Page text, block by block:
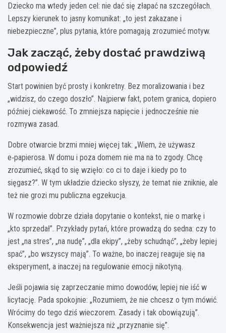
Dziecko ma wtedy jeden cel: nie dać się złapać na szczegółach.
Lepszy kierunek to jasny komunikat: „to jest zakazane i
niebezpieczne”, plus pytania, które pomagają zrozumieć motyw.
Jak zacząć, żeby dostać prawdziwą
odpowiedź
Start powinien być prosty i konkretny. Bez moralizowania i bez
„widzisz, do czego doszło”. Najpierw fakt, potem granica, dopiero
później ciekawość. To zmniejsza napięcie i jednocześnie nie
rozmywa zasad.
Dobre otwarcie brzmi mniej więcej tak: „Wiem, że używasz
e‑papierosa. W domu i poza domem nie ma na to zgody. Chcę
zrozumieć, skąd to się wzięło: co ci to daje i kiedy po to
sięgasz?”. W tym układzie dziecko słyszy, że temat nie zniknie, ale
też nie grozi mu publiczna egzekucja.
W rozmowie dobrze działa dopytanie o kontekst, nie o markę i
„kto sprzedał”. Przykłady pytań, które prowadzą do sedna: czy to
jest „na stres”, „na nudę”, „dla ekipy”, „żeby schudnąć”, „żeby lepiej
spać”, „bo wszyscy mają”. To ważne, bo inaczej reaguje się na
eksperyment, a inaczej na regulowanie emocji nikotyną.
Jeśli pojawia się zaprzeczanie mimo dowodów, lepiej nie iść w
licytację. Pada spokojnie: „Rozumiem, że nie chcesz o tym mówić.
Wrócimy do tego dziś wieczorem. Zasady i tak obowiązują”.
Konsekwencja jest ważniejsza niż „przyznanie się”.